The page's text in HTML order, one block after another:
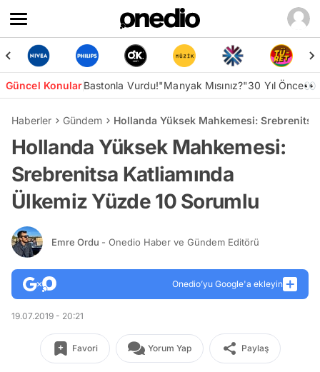
Güncel KonularBastonla Vurdu!"Manyak Mısınız?"30 Yıl Önce👀
Haberler Gündem Hollanda Yüksek Mahkemesi:
Hollanda Yüksek Mahkemesi:
Srebrenitsa Katliamında
Ülkemiz Yüzde 10 Sorumlu
Emre Ordu - Onedio Haber ve Gündem Editörü
Onedio’yu Google'a ekleyin
19.07.2019 - 20:21
Favori Yorum Yap Paylaş